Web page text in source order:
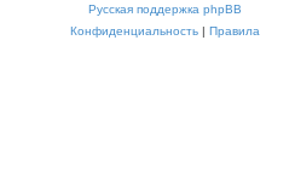
Русская поддержка phpBB
Конфиденциальность | Правила